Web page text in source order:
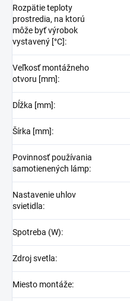
Rozpätie teploty
prostredia, na ktorú
môže byť výrobok
vystavený [°C]:
Veľkosť montážneho
otvoru [mm]:
Dĺžka [mm]:
Šírka [mm]:
Povinnosť používania
samotienených lámp:
Nastavenie uhlov
svietidla:
Spotreba (W):
Zdroj svetla:
Miesto montáže: